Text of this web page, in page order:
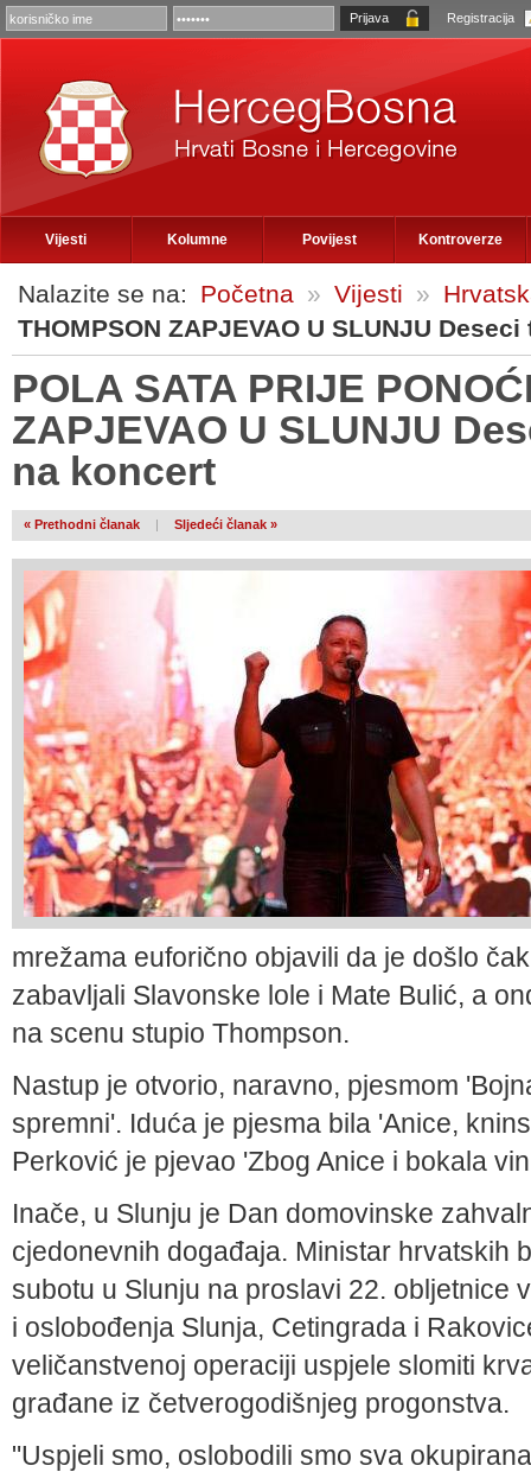
Registracija
Vijesti Kolumne Povijest Kontroverze
Nalazite se na: Početna » Vijesti »
THOMPSON ZAPJEVAO U SLUNJU
POLA SATA PRIJE
ZAPJEVAO U SLUNJU
na koncert
« Prethodni članak | Sljedeći članak »
mrežama euforično objavili da je došlo
zabavljali Slavonske lole i Mate Bulić, a
na scenu stupio Thompson.
Nastup je otvorio, naravno, pjesmom
spremni'. Iduća je pjesma bila 'Anice,
Perković je pjevao 'Zbog Anice i bokala
Inače, u Slunju je Dan domovinske
cjedonevnih događaja. Ministar hrvatskih
subotu u Slunju na proslavi 22. obljetnice
i oslobođenja Slunja, Cetingrada i
veličanstvenoj operaciji uspjele slomiti
građane iz četverogodišnjeg progonstva.
"Uspjeli smo, oslobodili smo sva